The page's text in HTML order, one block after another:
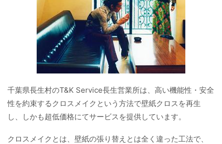
千葉県長生村のT&K Service長生営業所は、高い機能性・安全
性を約束するクロスメイクという方法で壁紙クロスを再生
し、しかも超低価格にてサービスを提供しています。
クロスメイクとは、壁紙の張り替えとは全く違った工法で、